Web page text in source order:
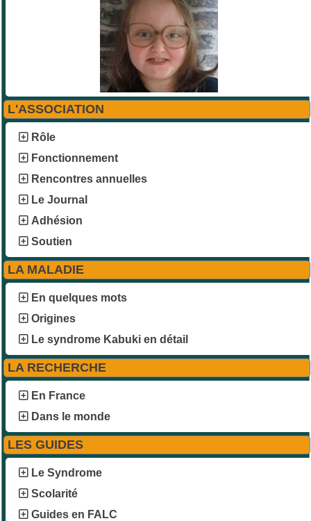
L'ASSOCIATION
Rôle
Fonctionnement
Rencontres annuelles
Le Journal
Adhésion
Soutien
LA MALADIE
En quelques mots
Origines
Le syndrome Kabuki en détail
LA RECHERCHE
En France
Dans le monde
LES GUIDES
Le Syndrome
Scolarité
Guides en FALC